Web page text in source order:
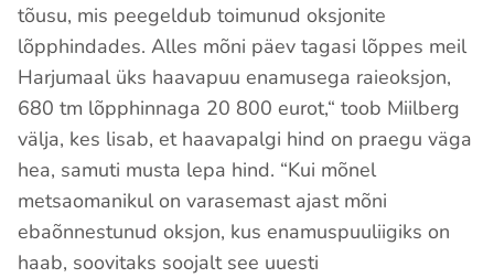
tõusu, mis peegeldub toimunud oksjonite
lõpphindades. Alles mõni päev tagasi lõppes meil
Harjumaal üks haavapuu enamusega raieoksjon,
680 tm lõpphinnaga 20 800 eurot,“ toob Miilberg
välja, kes lisab, et haavapalgi hind on praegu väga
hea, samuti musta lepa hind. “Kui mõnel
metsaomanikul on varasemast ajast mõni
ebaõnnestunud oksjon, kus enamuspuuliigiks on
haab, soovitaks soojalt see uuesti